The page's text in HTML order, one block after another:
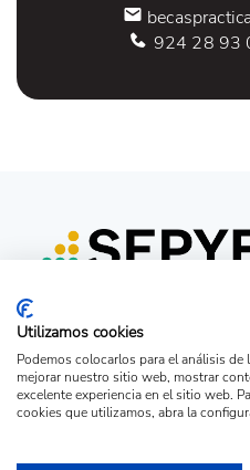
924 28 93
Acceso candidato
Utilizamos cookies
Podemos colocarlos para el análisis
mejorar nuestro sitio web, mostrar
excelente experiencia en el sitio web.
cookies que utilizamos, abra la